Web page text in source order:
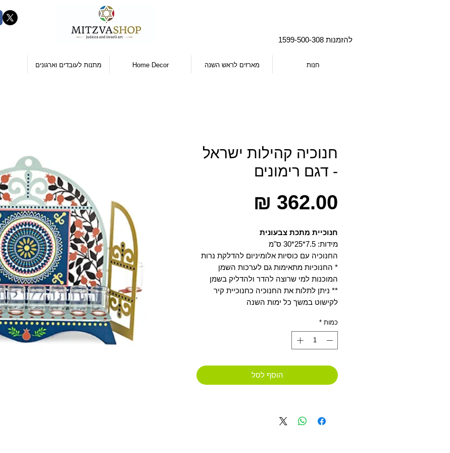
להזמנות 1599-500-308
מתנות לעובדים וארגונים Home Decor מארזים לראש השנה חנות
חנוכיה קהילות ישראל
- דגם רימונים
חנוכיית מתכת צבעונית
מידות: 7.5*25*30 ס"מ
החנוכיה עם כוסיות אלומיניום להדלקת נרות
* החנוכיות מתאימות גם לערכות השמן
המוכנות למי שרוצה להדר ולהדליק בשמן
** ניתן לתלות את החנוכיה כחנוכיית קיר
לקישוט במשך כל ימות השנה
כמות *
הוסף לסל